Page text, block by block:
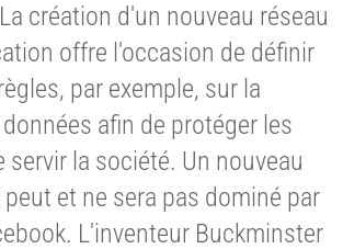
création d'un nouveau réseau
offre l'occasion de définir
par exemple, sur la
afin de protéger les
servir la société. Un nouveau
et ne sera pas dominé par
L'inventeur Buckminster